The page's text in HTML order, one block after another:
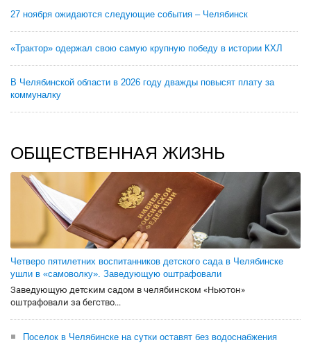
27 ноября ожидаются следующие события – Челябинск
«Трактор» одержал свою самую крупную победу в истории КХЛ
В Челябинской области в 2026 году дважды повысят плату за
коммуналку
ОБЩЕСТВЕННАЯ ЖИЗНЬ
Четверо пятилетних воспитанников детского сада в Челябинске
ушли в «самоволку». Заведующую оштрафовали
Заведующую детским садом в челябинском «Ньютон»
оштрафовали за бегство...
Поселок в Челябинске на сутки оставят без водоснабжения